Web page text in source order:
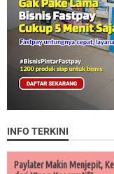
INFO TERKINI
Paylater Makin Menjepit,